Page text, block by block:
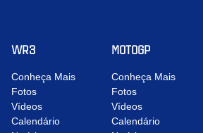
WR3
Conheça Mais
Fotos
Vídeos
Calendário
MOTOGP
Conheça Mais
Fotos
Vídeos
Calendário